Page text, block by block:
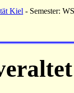
Kiel - Semester: